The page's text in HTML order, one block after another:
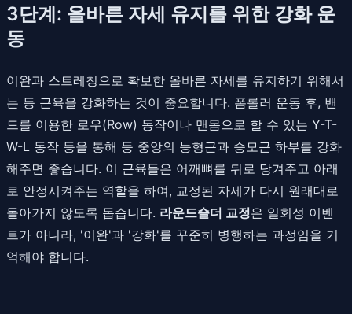
3단계: 올바른 자세 유지를 위한 강화 운
동
이완과 스트레칭으로 확보한 올바른 자세를 유지하기 위해서
는 등 근육을 강화하는 것이 중요합니다. 폼롤러 운동 후, 밴
드를 이용한 로우(Row) 동작이나 맨몸으로 할 수 있는 Y-T-
W-L 동작 등을 통해 등 중앙의 능형근과 승모근 하부를 강화
해주면 좋습니다. 이 근육들은 어깨뼈를 뒤로 당겨주고 아래
로 안정시켜주는 역할을 하여, 교정된 자세가 다시 원래대로
돌아가지 않도록 돕습니다. 라운드숄더 교정은 일회성 이벤
트가 아니라, '이완'과 '강화'를 꾸준히 병행하는 과정임을 기
억해야 합니다.